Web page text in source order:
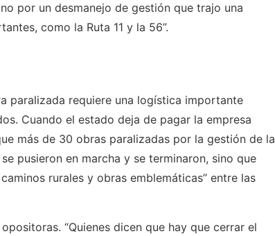
por un desmanejo de gestión que trajo una
como la Ruta 11 y la 56”.
paralizada requiere una logística importante
Cuando el estado deja de pagar la empresa
más de 30 obras paralizadas por la gestión de la
pusieron en marcha y se terminaron, sino que
rurales y obras emblemáticas” entre las
“Quienes dicen que hay que cerrar el